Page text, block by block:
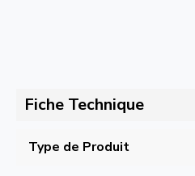
Fiche Technique
Type de Produit